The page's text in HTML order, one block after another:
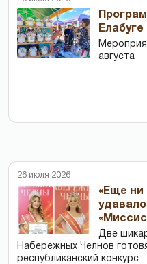
Елабуге
августа
26 июля 2026
«Еще ни
Две
Набережных Челнов
республиканский конкурс